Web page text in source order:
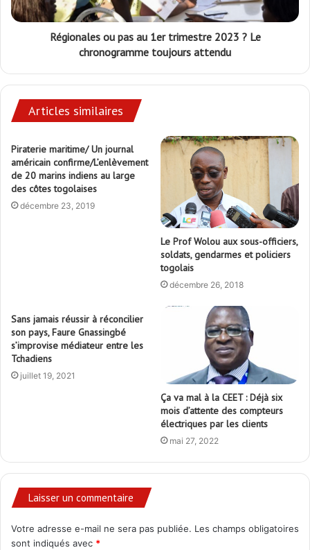
Régionales ou pas au 1er trimestre 2023 ? Le
chronogramme toujours attendu
Articles similaires
Piraterie maritime/ Un journal
américain confirme/L’enlèvement
de 20 marins indiens au large
des côtes togolaises
décembre 23, 2019
Le Prof Wolou aux sous-officiers,
soldats, gendarmes et policiers
togolais
décembre 26, 2018
Sans jamais réussir à réconcilier
son pays, Faure Gnassingbé
s’improvise médiateur entre les
Tchadiens
juillet 19, 2021
Ça va mal à la CEET : Déjà six
mois d’attente des compteurs
électriques par les clients
mai 27, 2022
Laisser un commentaire
Votre adresse e-mail ne sera pas publiée. Les champs obligatoires
sont indiqués avec *